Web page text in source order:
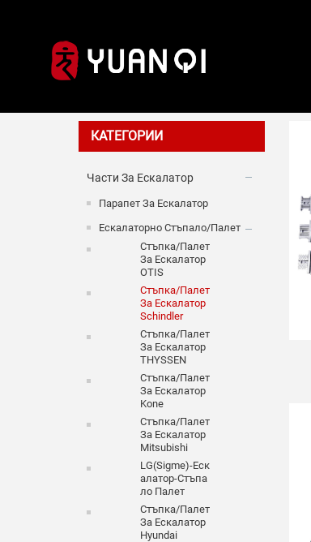
КАТЕГОРИИ
Части За Ескалатор
Парапет За Ескалатор
Ескалаторно Стъпало/палет
Стъпка/палет
За Ескалатор
OTIS
Стъпка/палет
За Ескалатор
Schindler
Стъпка/палет
За Ескалатор
THYSSEN
Стъпка/палет
За Ескалатор
Kone
Стъпка/палет
За Ескалатор
Mitsubishi
LG(Sigme)-Еск
Алатор-Стъпа
Ло Палет
Стъпка/палет
За Ескалатор
Hyundai